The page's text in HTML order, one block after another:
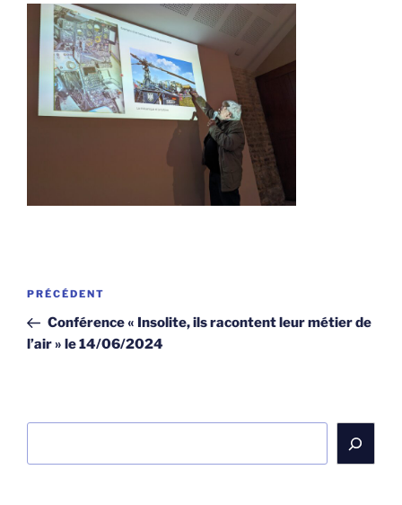
Navigation
l’article
Article
précédent
PRÉCÉDENT
Conférence « Insolite, ils racontent leur métier de
l’air » le 14/06/2024